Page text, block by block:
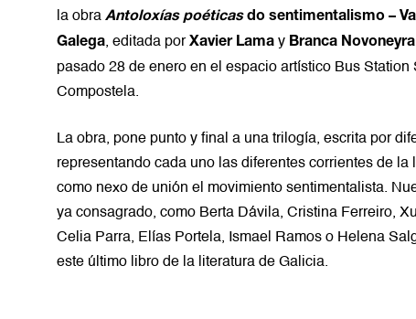
la obra Antoloxías poéticasdo sentimentalismo –
Galega, editada porXavier Lama y Branca Novoneyra
pasado 28 de enero en el espacio artístico Bus Station
Compostela.
La obra, pone punto y final a una trilogía, escrita por
representando cada uno las diferentes corrientes de la
como nexo de unión el movimiento sentimentalista.
ya consagrado, como Berta Dávila, Cristina Ferreiro,
Celia Parra, Elías Portela, Ismael Ramos o Helena
este último libro de la literatura de Galicia.